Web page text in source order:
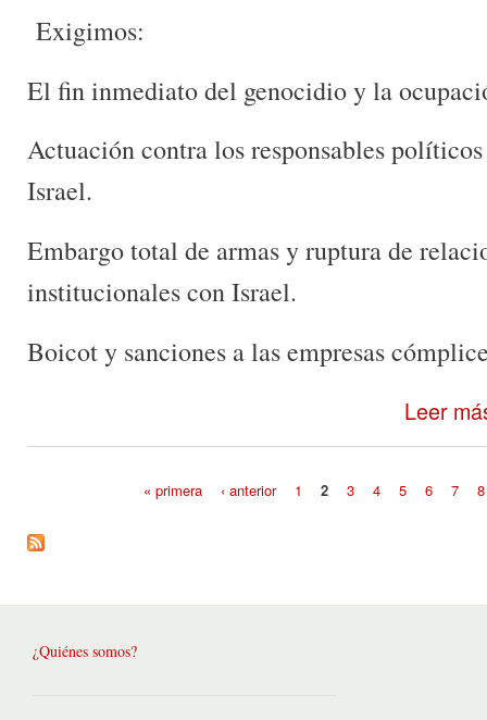
Exigimos:
El fin inmediato del genocidio y la
Actuación contra los responsables
Israel.
Embargo total de armas y ruptura de
institucionales con Israel.
Boicot y sanciones a las empresas
Leer
« primera ‹ anterior 1 2 3 4 5 6 7 8
¿Quiénes somos?